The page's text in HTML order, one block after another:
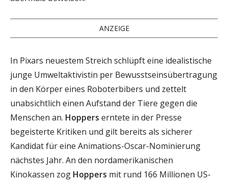
ANZEIGE
In Pixars neuestem Streich schlüpft eine idealistische
junge Umweltaktivistin per Bewusstseinsübertragung
in den Körper eines Roboterbibers und zettelt
unabsichtlich einen Aufstand der Tiere gegen die
Menschen an. Hoppers erntete in der Presse
begeisterte Kritiken und gilt bereits als sicherer
Kandidat für eine Animations-Oscar-Nominierung
nächstes Jahr. An den nordamerikanischen
Kinokassen zog Hoppers mit rund 166 Millionen US-